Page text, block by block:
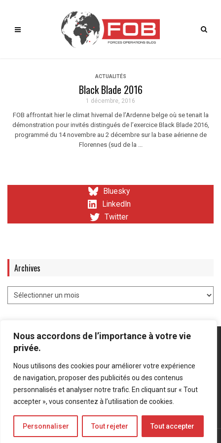
Nous accordons de l’importance à votre vie
privée.
Nous utilisons des cookies pour améliorer votre expérience
de navigation, proposer des publicités ou des contenus
personnalisés et analyser notre trafic. En cliquant sur « Tout
accepter », vous consentez à l’utilisation de cookies.
Personnaliser Tout rejeter Tout accepter
ACTUALITÉS
Black Blade 2016
1 décembre, 2016
FOB affrontait hier le climat hivernal de l’Ardenne belge où se tenait la
démonstration pour invités distingués de l’exercice Black Blade 2016,
programmé du 14 novembre au 2 décembre sur la base aérienne de
Florennes (sud de la ...
Bluesky
LinkedIn
Twitter
Archives
Mentions légales Politique de confidentialité
Bluesky
LinkedIn
Twitter
© Forces Operations Blog - 2022